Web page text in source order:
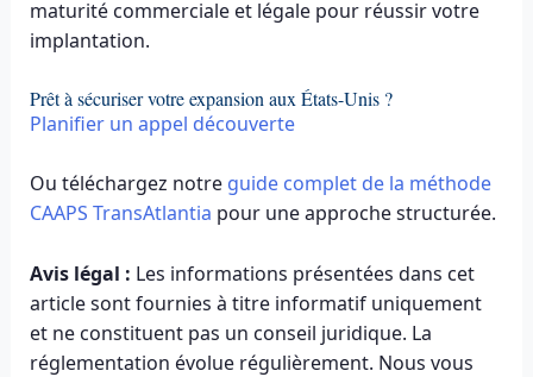
maturité commerciale et légale pour réussir votre
implantation.
Prêt à sécuriser votre expansion aux États-Unis ?
Planifier un appel découverte
Ou téléchargez notre guide complet de la méthode
CAAPS TransAtlantia pour une approche structurée.
Avis légal : Les informations présentées dans cet
article sont fournies à titre informatif uniquement
et ne constituent pas un conseil juridique. La
réglementation évolue régulièrement. Nous vous